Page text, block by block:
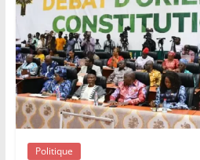
Politique